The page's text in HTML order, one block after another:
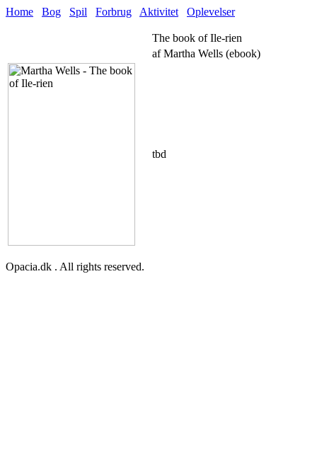
Home Bog Spil Forbrug Aktivitet Oplevelser
The book of Ile-rien
af Martha Wells (ebook)
tbd
Opacia.dk . All rights reserved.